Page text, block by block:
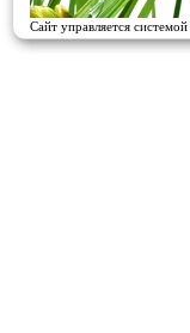
Сайт управляется системой